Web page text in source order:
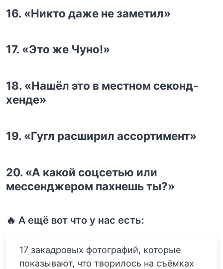
16. «Никто даже не заметил»
17. «Это же Чуно!»
18. «Нашёл это в местном секонд-
хенде»
19. «Гугл расширил ассортимент»
20. «А какой соцсетью или
мессенджером пахнешь ты?»
🔥 А ещё вот что у нас есть:
17 закадровых фотографий, которые
показывают, что творилось на съёмках